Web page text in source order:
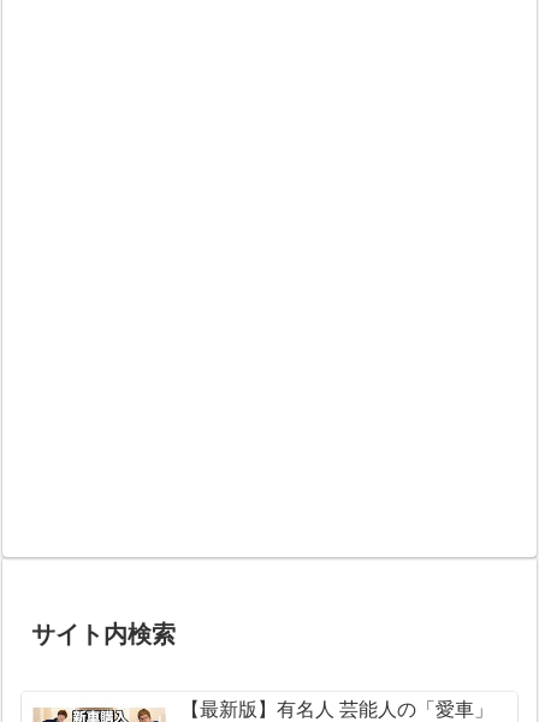
サイト内検索
【最新版】有名人 芸能人の「愛車」